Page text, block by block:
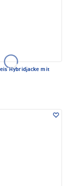
Hybridjacke mit